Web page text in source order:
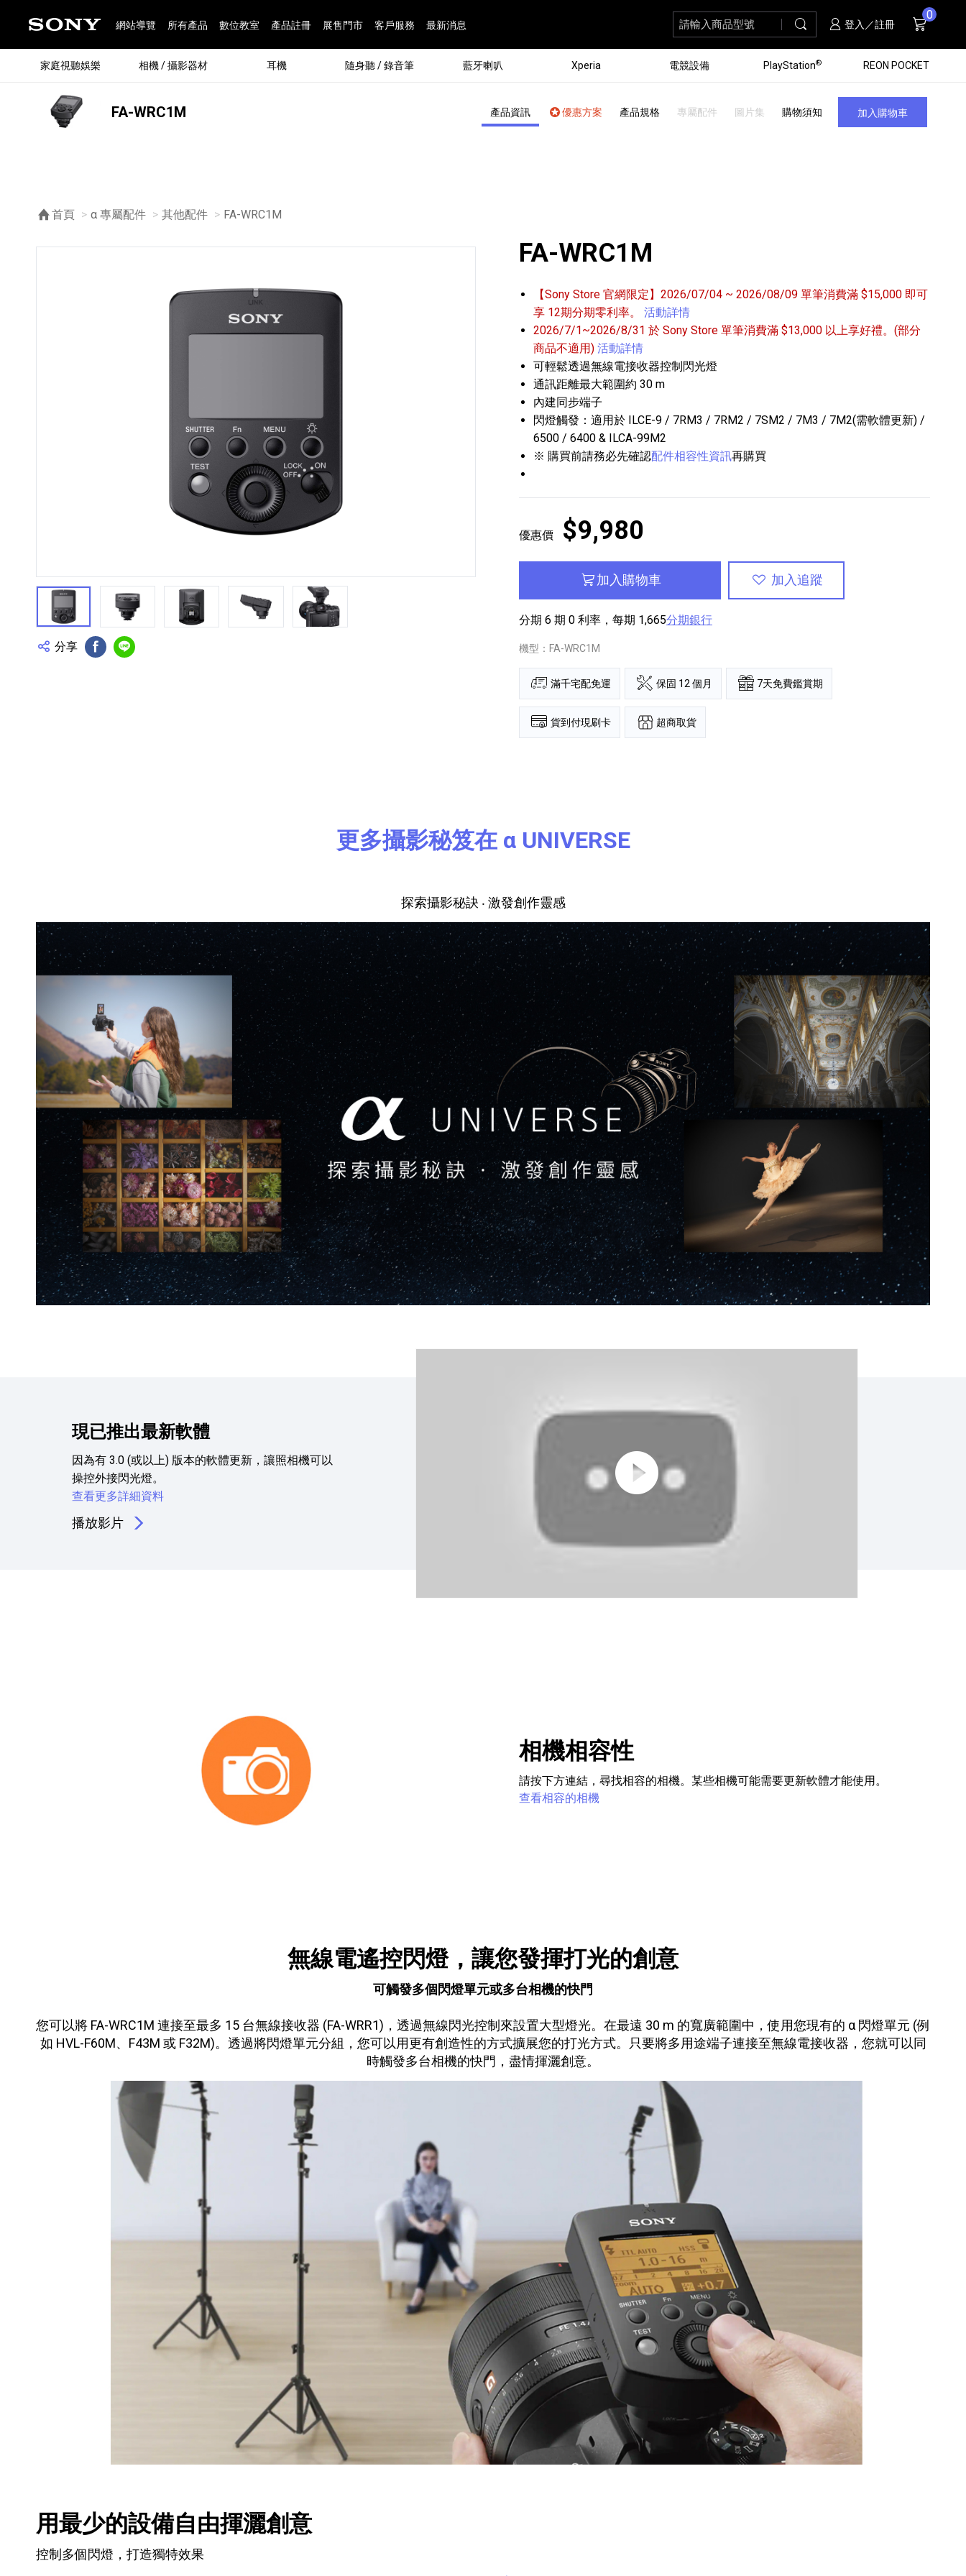
網站導覽 所有產品 數位教室 產品註冊 展售門市 客戶服務 最新消息 請輸入商品型號 搜尋 登入／註冊 購物車
0
項商品
家庭視聽娛樂
個產品 家庭劇院 BRAVIA 專屬配件 9個產品 黑膠唱盤 3個產品
個產品 藍光播放器
相機 / 攝影器材
個產品 α 專屬鏡頭 α 專屬配件 143個產品 ZV 數位相機 16個產品
個產品 相機麥克風 / 收錄音組 數位攝影機 / 配件 33個產品 專業攝影器材
耳機
個產品 耳機配件
隨身聽 / 錄音筆
Walkman 數位隨身聽 個產品 Walkman 專屬配件 錄音筆 / 配件 7個產品
藍牙喇叭
個產品
Xperia
Xperia 智慧型手機 個產品 Xperia 專用配件
電競設備
INZONE 電競螢幕 個產品 INZONE 電競耳機 INZONE 電競周邊 7個產品
PlayStation®
主機 / 配件 個產品 PlayStation
REON POCKET
REON POCKET / 配件 個產品
FA-WRC1M 產品資訊 優惠方案 產品規格 專屬配件 圖片集 購物須知 加入購物車
首頁 α 專屬配件 其他配件 目前頁面：
FA-WRC1M
第1張 第2張 第3張 第4張 第5張
分享
FB分享Line分享
FA-WRC1M
【Sony Store 官網限定】2026/07/04 ~ 2026/08/09 單筆消費滿 $15,000 即可
享 12期分期零利率。
活動詳情
2026/7/1~2026/8/31 於 Sony Store 單筆消費滿 $13,000 以上享好禮。(部分
商品不適用) 活動詳情
可輕鬆透過無線電接收器控制閃光燈
通訊距離最大範圍約 30 m
內建同步端子
閃燈觸發：適用於 ILCE-9 / 7RM3 / 7RM2 / 7SM2 / 7M3 / 7M2(需軟體更新) /
6500 / 6400 & ILCA-99M2
※ 購買前請務必先確認配件相容性資訊再購買
優惠價 $9,980
加入購物車 加入追蹤
分期 6 期 0 利率，每期 1,665分期銀行
機型：FA-WRC1M
滿千宅配免運 保固 12 個月 7天免費鑑賞期
貨到付現刷卡 超商取貨
更多攝影秘笈在 α UNIVERSE
探索攝影秘訣 ‧ 激發創作靈感
現已推出最新軟體
因為有 3.0 (或以上) 版本的軟體更新，讓照相機可以
操控外接閃光燈。
查看更多詳細資料
播放影片
相機相容性
請按下方連結，尋找相容的相機。某些相機可能需要更新軟體才能使用。
查看相容的相機
無線電遙控閃燈，讓您發揮打光的創意
可觸發多個閃燈單元或多台相機的快門
您可以將 FA-WRC1M 連接至最多 15 台無線接收器 (FA-WRR1)，透過無線閃光控制來設置大型燈光。在最遠 30 m 的寬廣範圍中，使用您現有的 α 閃燈單元 (例
如 HVL-F60M、F43M 或 F32M)。透過將閃燈單元分組，您可以用更有創造性的方式擴展您的打光方式。只要將多用途端子連接至無線電接收器，您就可以同
時觸發多台相機的快門，盡情揮灑創意。
用最少的設備自由揮灑創意
控制多個閃燈，打造獨特效果